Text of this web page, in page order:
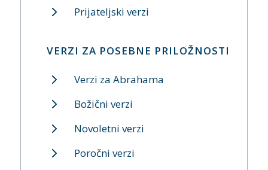
Prijateljski verzi
VERZI ZA POSEBNE PRILOŽNOSTI
Verzi za Abrahama
Božični verzi
Novoletni verzi
Poročni verzi